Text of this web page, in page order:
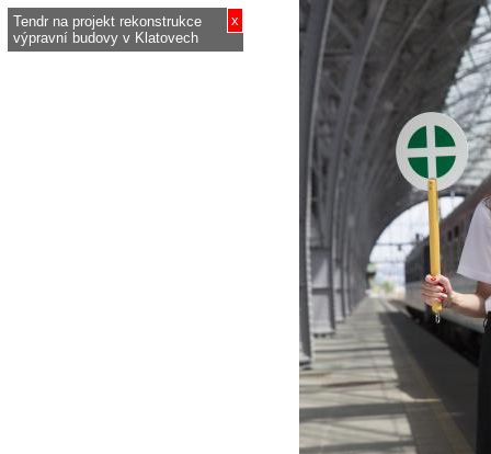
x
Tendr na projekt rekonstrukce
výpravní budovy v Klatovech